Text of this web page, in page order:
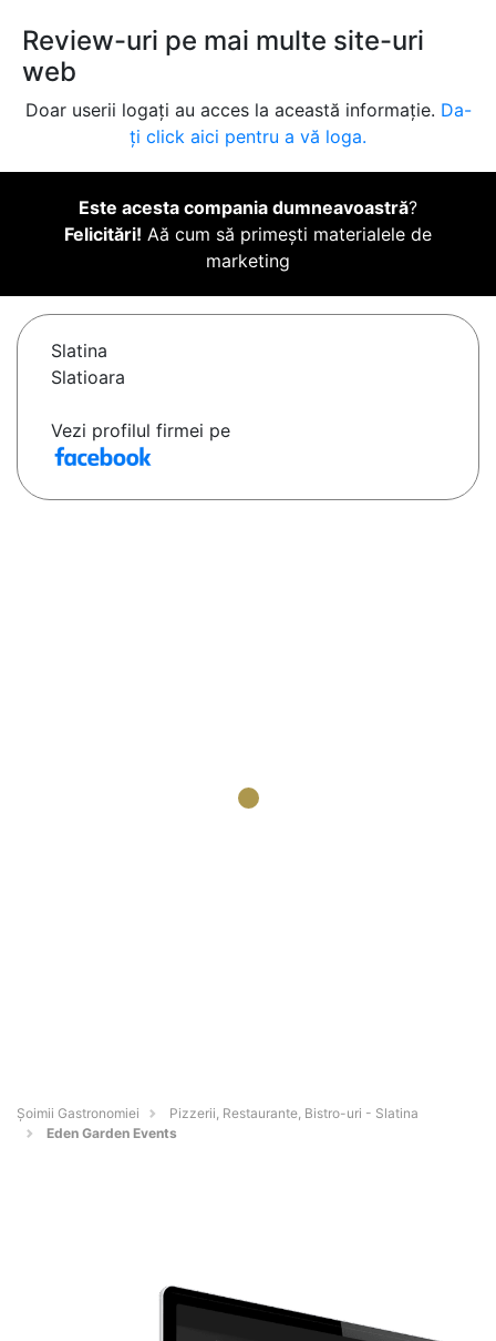
Review-uri pe mai multe site-uri
web
Doar userii logați au acces la această informație. Da-
ți click aici pentru a vă loga.
Este acesta compania dumneavoastră?
Felicitări! Aă cum să primești materialele de
marketing
Slatina
Slatioara
Vezi profilul firmei pe
Șoimii Gastronomiei
Pizzerii, Restaurante, Bistro-uri - Slatina
Eden Garden Events